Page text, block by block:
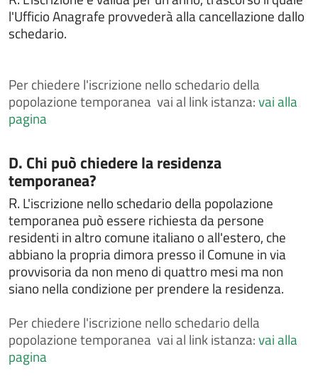
Chiedere il rilascio di copia integrale di atti di stato
civile
Chiedere il rilascio o il rinnovo della carta d'identità
Chiedere il voto assistito
Chiedere l'assegnazione del numero civico
Chiedere l'attestazione di soggiorno permanente per
Chiedere l'attribuzione del cognome materno al
momento della nascita
Chiedere l'autorizzazione al trasporto e alla
cremazione
Chiedere l'autorizzazione alla esumazione,
estumulazione o traslazione
Chiedere la concessione di spazi comunali per
attività culturali o sportive
loculo od ossario
Chiedere la concessione, il rinnovo e/o la rinuncia di
loculo od ossario
l'Ufficio Anagrafe provvederà alla cancellazione dallo
schedario.
Perchiedere l'iscrizione nello schedario della
popolazione temporanea vai al link istanza:vai alla
pagina
Categoria:
D. Chi può chiedere la residenza
temporanea?
R. L'iscrizione nello schedario della popolazione
temporanea può essere richiesta da persone
residenti in altro comune italiano o all'estero, che
abbiano la propria dimora presso il Comune in via
provvisoria da non meno di quattro mesi ma non
siano nella condizione per prendere la residenza.
Perchiedere l'iscrizione nello schedario della
popolazione temporanea vai al link istanza:vai alla
pagina